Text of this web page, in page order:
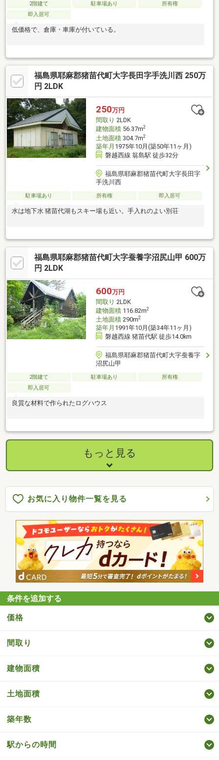
2階建て 駐車場あり
所有権
即入居可
低価格で、倉庫・車庫が付いている。
福島県耶麻郡猪苗代町大字長田字手洗川西 250万
円 2LDK
250万円
間取り 2LDK
建物面積56.37m2
土地面積304.7m2
築年月 1975年10月(築50年11ヶ月)
磐越西線 翁島駅 徒歩32分
福島県耶麻郡猪苗代町大字長田字
手洗川西
駐車場あり 所有権 即入居可
水は地下水 猪苗代湖もスキー場も近い。手入れのよい別荘
福島県耶麻郡猪苗代町大字蚕養字沼尻山甲 600万
円 2LDK
600万円
間取り 2LDK
建物面積116.82m2
土地面積290m2
築年月 1991年10月(築34年11ヶ月)
磐越西線 猪苗代駅 徒歩14.0km
福島県耶麻郡猪苗代町大字蚕養字
沼尻山甲
2階建て 駐車場あり
所有権
即入居可
良質な材料で作られたログハウス
もっと見る
お気に入り物件一覧を見る
条件を追加する
価格
間取り
建物面積
土地面積
築年数
駅からの時間